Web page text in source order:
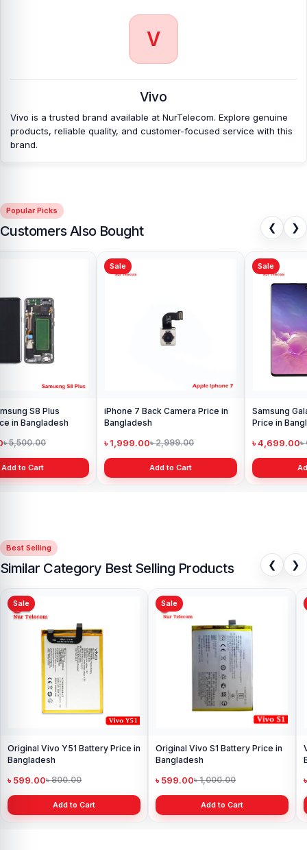
V
Vivo
Vivo is a trusted brand available at NurTelecom. Explore genuine
products, reliable quality, and customer-focused service with this
brand.
Popular Picks
Customers Also Bought ❮ ❯
Samsung Galaxy S10 Display
Price in Bangladesh
৳ 4,699.00
Add to Cart
Samsung Galaxy A10 Battery
৳ 599.00
Best Selling
Similar Category Best Selling Products ❮ ❯
Sale
Original Vivo Y51 Battery Price in
Bangladesh
৳ 599.00৳ 800.00
Add to Cart
Sale
Original Vivo S1 Battery Price in
Bangladesh
৳ 599.00৳ 1,000.00
Add to Cart